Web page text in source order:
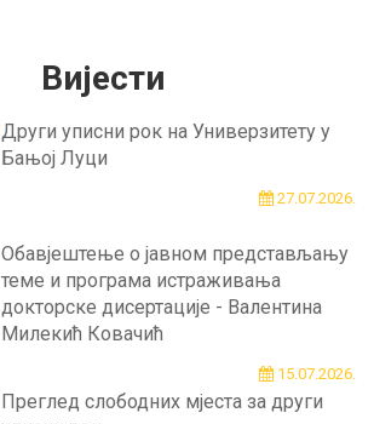
Вијести
Други уписни рок на Универзитету у
Бањој Луци
27.07.2026.
Обавјештење о јавном представљању
теме и програма истраживања
докторске дисертације - Валентина
Милекић Ковачић
15.07.2026.
Преглед слободних мјеста за други